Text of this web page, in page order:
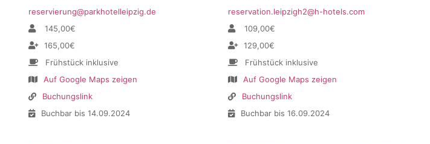
reservierung@parkhotelleipzig.de
145,00€
165,00€
Frühstück inklusive
Auf Google Maps zeigen
Buchungslink
Buchbar bis 14.09.2024
reservation.leipzigh2@h-hotels.com
109,00€
129,00€
Frühstück inklusive
Auf Google Maps zeigen
Buchungslink
Buchbar bis 16.09.2024